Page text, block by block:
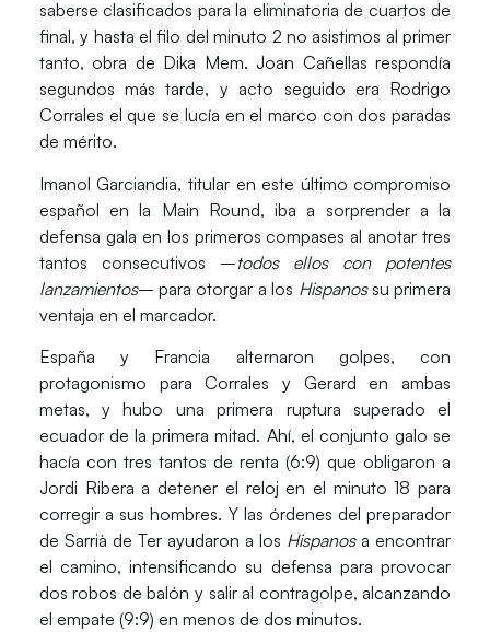
saberse clasificados para la eliminatoria de cuartos de
final, y hasta el filo del minuto 2 no asistimos al primer
tanto, obra de Dika Mem.Joan Cañellas respondía
segundos más tarde, y acto seguido era Rodrigo
Corrales el que se lucía en el marco con dos paradas
de mérito.
Imanol Garciandia, titular en este último compromiso
español en la Main Round, iba a sorprender a la
defensa gala en los primeros compases al anotar tres
tantos consecutivos –todos ellos con potentes
lanzamientos– para otorgar a los Hispanos su primera
ventaja en el marcador.
España y Francia alternaron golpes, con
protagonismo para Corrales y Gerard en ambas
metas, y hubo una primera ruptura superado el
ecuador de la primera mitad. Ahí, el conjunto galo se
hacía con tres tantos de renta (6:9) que obligaron a
Jordi Ribera a detener el reloj en el minuto 18 para
corregir a sus hombres. Y las órdenes del preparador
de Sarrià de Ter ayudaron a los Hispanos a encontrar
el camino, intensificando su defensa para provocar
dos robos de balón y salir al contragolpe, alcanzando
el empate (9:9) en menos de dos minutos.